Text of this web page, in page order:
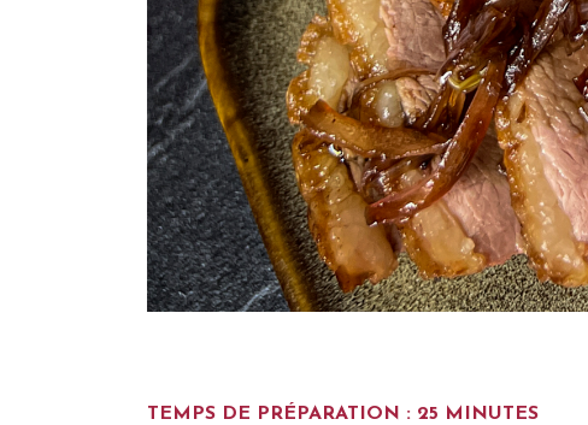
TEMPS DE PRÉPARATION : 25 MINUTES